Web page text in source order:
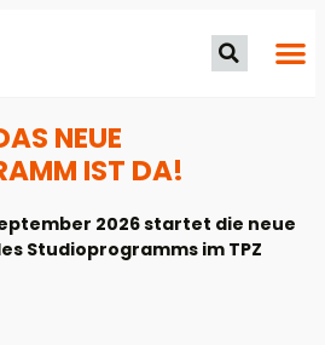
NEUE
IST DA!
2026 startet die neue
Studioprogramms im TPZ